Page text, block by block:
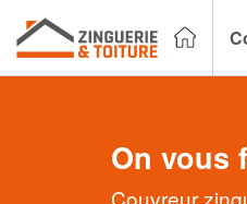
On vous
Couvreur